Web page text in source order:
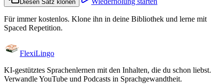
Diesen Satz klonen
Für immer kostenlos. Klone ihn in deine Bibliothek und lerne mit
Spaced Repetition.
FlexiLingo
KI-gestütztes Sprachenlernen mit den Inhalten, die du schon liebst.
Verwandle YouTube und Podcasts in Sprachgewandtheit.